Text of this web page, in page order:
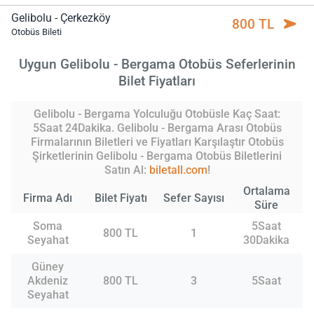
Gelibolu - Çerkezköy
Otobüs Bileti 800 TL
Uygun Gelibolu - Bergama Otobüs Seferlerinin
Bilet Fiyatları
Gelibolu - Bergama Yolculuğu Otobüsle Kaç Saat:
5Saat 24Dakika. Gelibolu - Bergama Arası Otobüs
Firmalarının Biletleri ve Fiyatları Karşılaştır Otobüs
Şirketlerinin Gelibolu - Bergama Otobüs Biletlerini
Satın Al: biletall.com!
Firma Adı Bilet Fiyatı Sefer Sayısı
Ortalama
Süre
Soma
Seyahat
800 TL 1
5Saat
30Dakika
Güney
Akdeniz
Seyahat
800 TL 3 5Saat